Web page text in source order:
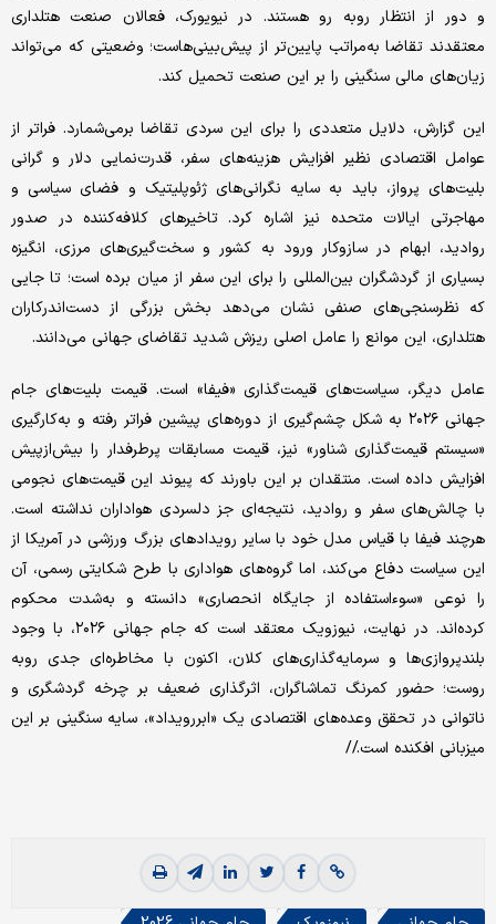
و دور از انتظار روبه رو هستند. در نیویورک، فعالان صنعت هتلداری
معتقدند تقاضا به‌مراتب پایین‌تر از پیش‌بینی‌هاست؛ وضعیتی که می‌تواند
زیان‌های مالی سنگینی را بر این صنعت تحمیل کند.
این گزارش، دلایل متعددی را برای این سردی تقاضا برمی‌شمارد. فراتر از
عوامل اقتصادی نظیر افزایش هزینه‌های سفر، قدرت‌نمایی دلار و گرانی
بلیت‌های پرواز، باید به سایه نگرانی‌های ژئوپلیتیک و فضای سیاسی و
مهاجرتی ایالات متحده نیز اشاره کرد. تاخیرهای کلافه‌کننده در صدور
روادید، ابهام در سازوکار ورود به کشور و سخت‌گیری‌های مرزی، انگیزه
بسیاری از گردشگران بین‌المللی را برای این سفر از میان برده است؛ تا جایی
که نظرسنجی‌های صنفی نشان می‌دهد بخش بزرگی از دست‌اندرکاران
هتلداری، این موانع را عامل اصلی ریزش شدید تقاضای جهانی می‌دانند.
عامل دیگر، سیاست‌های قیمت‌گذاری «فیفا» است. قیمت بلیت‌های جام
جهانی ۲۰۲۶ به شکل چشم‌گیری از دوره‌های پیشین فراتر رفته و به‌کارگیری
«سیستم قیمت‌گذاری شناور» نیز، قیمت مسابقات پرطرفدار را بیش‌ازپیش
افزایش داده است. منتقدان بر این باورند که پیوند این قیمت‌های نجومی
با چالش‌های سفر و روادید، نتیجه‌ای جز دلسردی هواداران نداشته است.
هرچند فیفا با قیاس مدل خود با سایر رویدادهای بزرگ ورزشی در آمریکا از
این سیاست دفاع می‌کند، اما گروه‌های هواداری با طرح شکایتی رسمی، آن
را نوعی «سوءاستفاده از جایگاه انحصاری» دانسته و به‌شدت محکوم
کرده‌اند. در نهایت، نیوزویک معتقد است که جام جهانی ۲۰۲۶، با وجود
بلندپروازی‌ها و سرمایه‌گذاری‌های کلان، اکنون با مخاطره‌ای جدی روبه
روست؛ حضور کمرنگ تماشاگران، اثرگذاری ضعیف بر چرخه گردشگری و
ناتوانی در تحقق وعده‌های اقتصادی یک «ابررویداد»، سایه‌ سنگینی بر این
میزبانی افکنده است.//